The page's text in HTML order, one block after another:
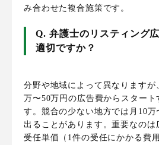
み合わせた複合施策です。
Q. 弁護士のリスティング
適切ですか？
分野や地域によって異なりますが
万〜50万円の広告費からスター
す。競合の少ない地方では月10
出ることがあります。重要なのは
受任単価（1件の受任にかかる費